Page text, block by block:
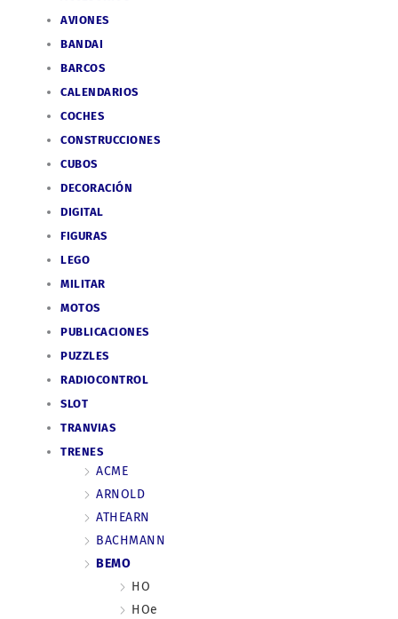
AVIONES
BANDAI
BARCOS
CALENDARIOS
COCHES
CONSTRUCCIONES
CUBOS
DECORACIÓN
DIGITAL
FIGURAS
LEGO
MILITAR
MOTOS
PUBLICACIONES
PUZZLES
RADIOCONTROL
SLOT
TRANVIAS
TRENES
ACME
ARNOLD
ATHEARN
BACHMANN
BEMO
HO
HOe